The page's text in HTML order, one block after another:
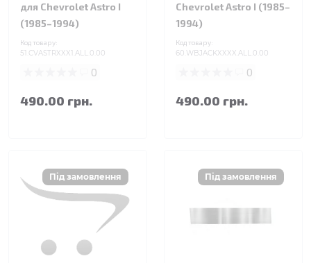
для Chevrolet Astro I
(1985–1994)
Код товару:
51.CVASTRXXX1.ALL.0.00
0
490.00 грн.
Chevrolet Astro I (1985–
1994)
Код товару:
60.WBJACKXXXX.ALL.0.00
0
490.00 грн.